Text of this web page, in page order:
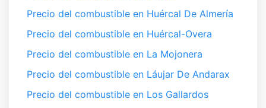
Precio del combustible en Huércal De Almería
Precio del combustible en Huércal-Overa
Precio del combustible en La Mojonera
Precio del combustible en Láujar De Andarax
Precio del combustible en Los Gallardos